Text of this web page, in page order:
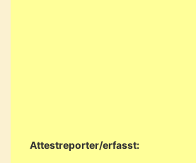
Attestreporter/erfasst: